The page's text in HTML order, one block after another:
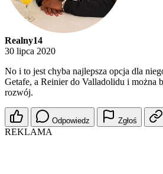
Realny14
30 lipca 2020
No i to jest chyba najlepsza opcja dla
Getafe, a Reinier do Valladolidu i można
rozwój.
Odpowiedz Zgłoś
REKLAMA